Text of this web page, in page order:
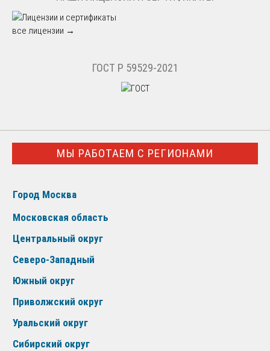
все лицензии →
ГОСТ Р 59529-2021
МЫ РАБОТАЕМ С РЕГИОНАМИ
Город Москва
Московская область
Центральный округ
Северо-Западный
Южный округ
Приволжский округ
Уральский округ
Сибирский округ